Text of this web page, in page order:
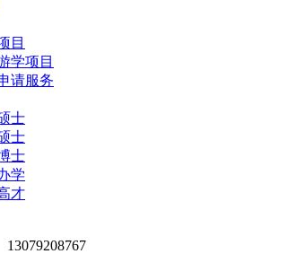
目
学项目
请服务
士
士
士
学
才
13079208767